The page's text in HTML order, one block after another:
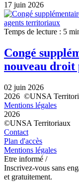
17 juin 2026
Temps de lecture : 5
Congé
nouveau
02 juin 2026
2026 ©UNSA
Mentions légales
2026
©UNSA Territoriaux
Contact
Plan d'accès
Mentions légales
Etre informé /
Inscrivez-vous sans
et gratuitement.